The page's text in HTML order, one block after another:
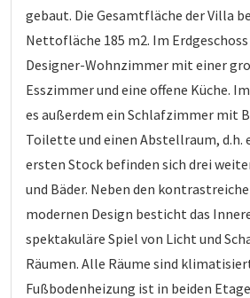
gebaut. Die Gesamtfläche der Villa
Nettofläche 185 m2. Im
Designer-Wohnzimmer mit einer
Esszimmer und eine offene Küche.
es außerdem ein Schlafzimmer mit
Toilette und einen Abstellraum, d.h.
ersten Stock befinden sich drei
und Bäder. Neben den
modernen Design besticht das
spektakuläre Spiel von Licht und
Räumen. Alle Räume sind
Fußbodenheizung ist in beiden